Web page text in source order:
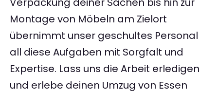
Montage von Möbeln am Zielort
übernimmt unser geschultes Personal
all diese Aufgaben mit Sorgfalt und
Expertise. Lass uns die Arbeit erledigen
und erlebe deinen Umzug von Essen